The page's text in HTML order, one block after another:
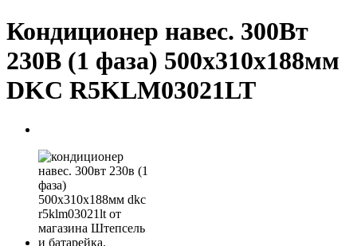
Кондиционер навес. 300Вт
230В (1 фаза) 500х310х188мм
DKC R5KLM03021LT